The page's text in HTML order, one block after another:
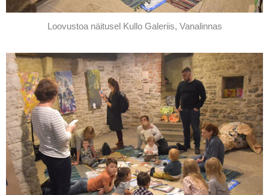
Loovustoa näitusel Kullo Galeriis, Vanalinnas